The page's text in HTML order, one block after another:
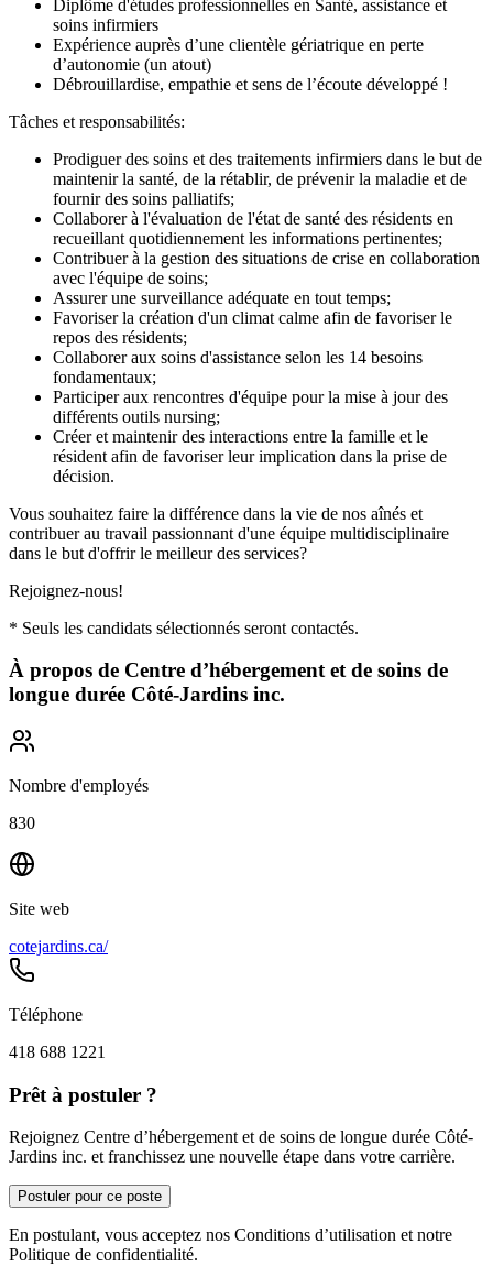
Diplôme d'études professionnelles en Santé, assistance et
soins infirmiers
Expérience auprès d’une clientèle gériatrique en perte
d’autonomie (un atout)
Débrouillardise, empathie et sens de l’écoute développé !
Tâches et responsabilités:
Prodiguer des soins et des traitements infirmiers dans le but de
maintenir la santé, de la rétablir, de prévenir la maladie et de
fournir des soins palliatifs;
Collaborer à l'évaluation de l'état de santé des résidents en
recueillant quotidiennement les informations pertinentes;
Contribuer à la gestion des situations de crise en collaboration
avec l'équipe de soins;
Assurer une surveillance adéquate en tout temps;
Favoriser la création d'un climat calme afin de favoriser le
repos des résidents;
Collaborer aux soins d'assistance selon les 14 besoins
fondamentaux;
Participer aux rencontres d'équipe pour la mise à jour des
différents outils nursing;
Créer et maintenir des interactions entre la famille et le
résident afin de favoriser leur implication dans la prise de
décision.
Vous souhaitez faire la différence dans la vie de nos aînés et
contribuer au travail passionnant d'une équipe multidisciplinaire
dans le but d'offrir le meilleur des services?
Rejoignez-nous!
* Seuls les candidats sélectionnés seront contactés.
À propos de Centre d’hébergement et de soins de
longue durée Côté-Jardins inc.
Nombre d'employés
830
Site web
cotejardins.ca/
Téléphone
418 688 1221
Prêt à postuler ?
Rejoignez Centre d’hébergement et de soins de longue durée Côté-
Jardins inc. et franchissez une nouvelle étape dans votre carrière.
Postuler pour ce poste
En postulant, vous acceptez nos Conditions d’utilisation et notre
Politique de confidentialité.